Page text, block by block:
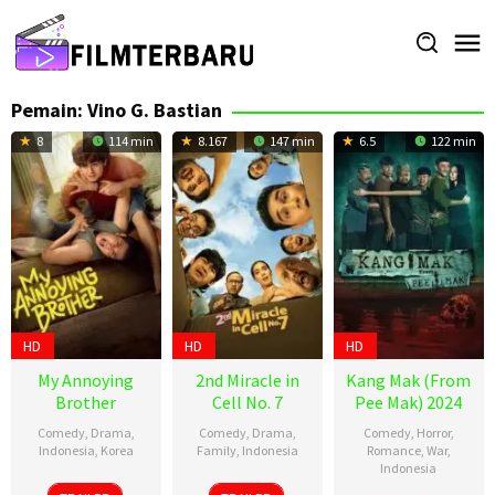
ke
konten
Pemain: Vino G. Bastian
8 114 min
HD
My Annoying
Brother
Comedy, Drama
Indonesia Korea
24
Dinna
8.167 147 min
HD
2nd Miracle in
Cell No. 7
Comedy, Drama
Family, Indonesia
25
Herwin
6.5 122 min
HD
Kang Mak (From
Pee Mak) 2024
Comedy, Horror,
Romance, War,
Indonesia